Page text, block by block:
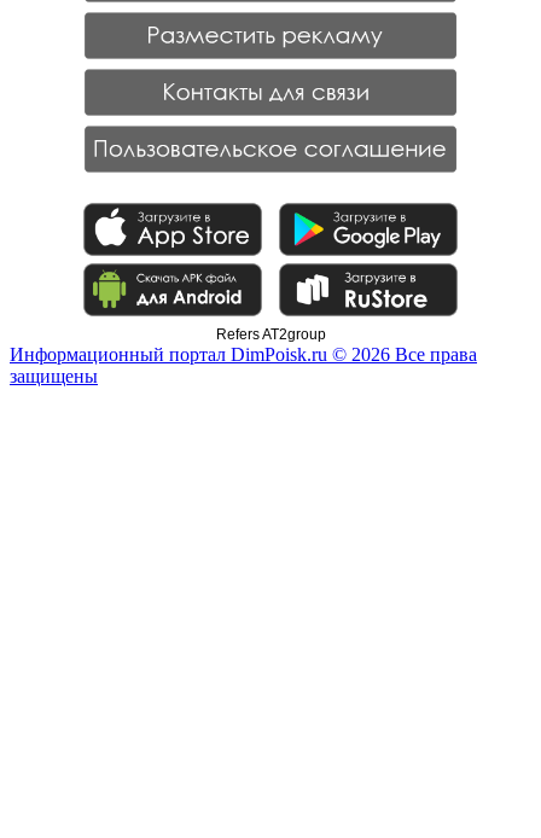
Refers AT2group
Информационный портал DimPoisk.ru © 2026 Все права
защищены